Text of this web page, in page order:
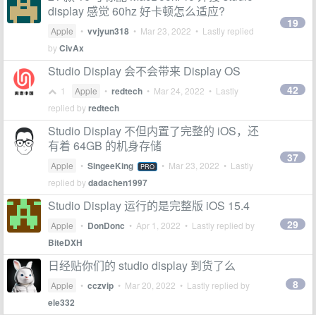
display 感觉 60hz 好卡顿怎么适应?
Apple • vvjyun318 • Mar 23, 2022 • Lastly replied
byCivAx
19
Studio Display 会不会带来 Display OS
1 Apple • redtech • Mar 24, 2022 • Lastly
replied byredtech
42
Studio Display 不但内置了完整的 iOS，还
有着 64GB 的机身存储
Apple • SingeeKing PRO • Mar 23, 2022 • Lastly
replied bydadachen1997
37
Studio Display 运行的是完整版 iOS 15.4
Apple • DonDonc • Apr 1, 2022 • Lastly replied by
BiteDXH
29
日经贴你们的 studio display 到货了么
Apple • cczvip • Mar 20, 2022 • Lastly replied by
ele332
8